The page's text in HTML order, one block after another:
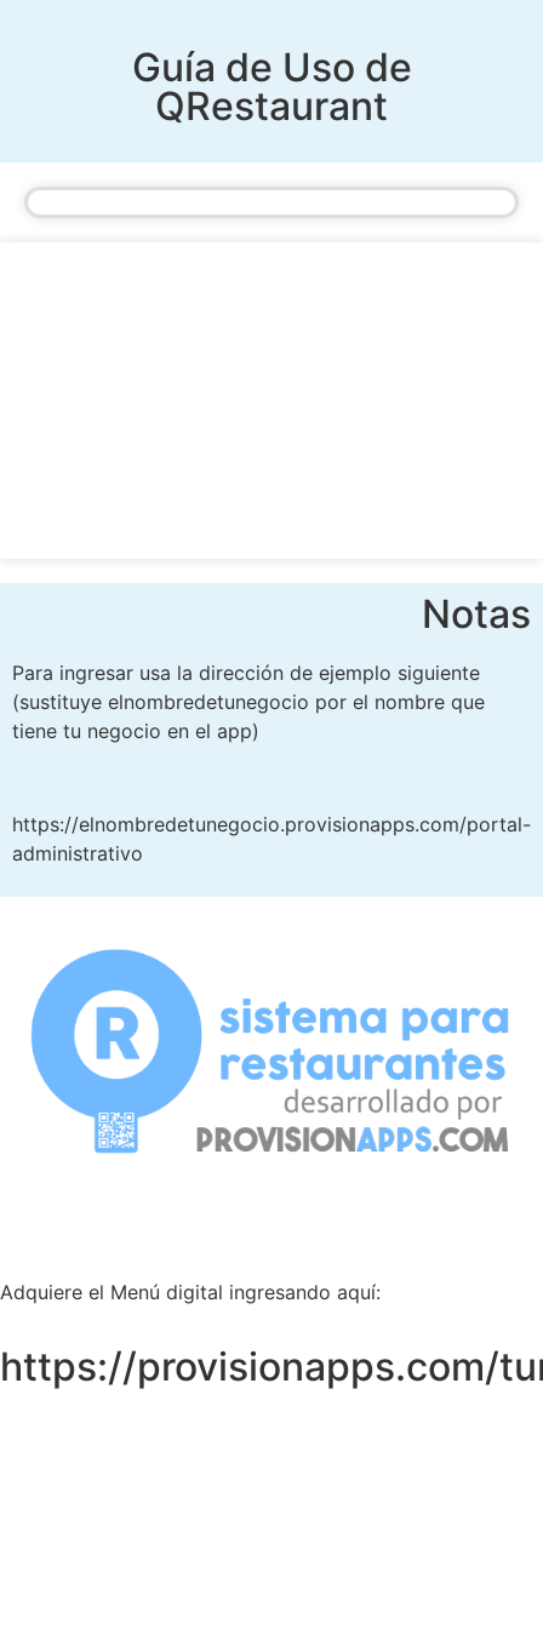
Guía de Uso de
QRestaurant
Notas
Para ingresar usa la dirección de ejemplo siguiente
(sustituye elnombredetunegocio por el nombre que
tiene tu negocio en el app)
https://elnombredetunegocio.provisionapps.com/portal-
administrativo
Adquiere el Menú digital ingresando aquí:
https://provisionapps.com/